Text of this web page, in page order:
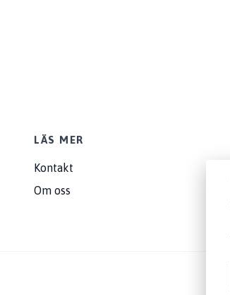
LÄS MER
Kontakt
Om oss